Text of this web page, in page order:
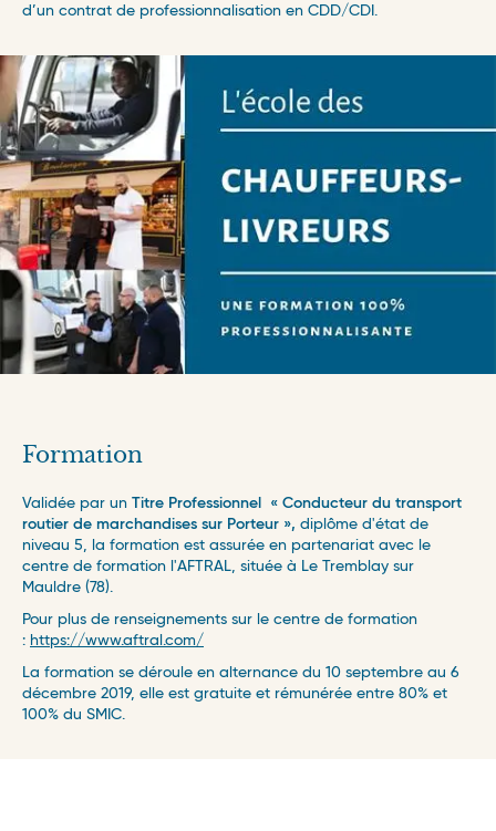
d’un contrat de professionnalisation en CDD/CDI.
Formation
Validée par un Titre Professionnel « Conducteur du transport
routier de marchandises sur Porteur », diplôme d'état de
niveau 5, la formation est assurée en partenariat avec le
centre de formation l'AFTRAL, située à Le Tremblay sur
Mauldre (78).
Pour plus de renseignements sur le centre de formation
: https://www.aftral.com/
La formation se déroule en alternance du 10 septembre au 6
décembre 2019, elle est gratuite et rémunérée entre 80% et
100% du SMIC.